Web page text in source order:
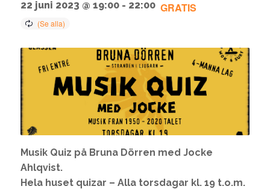
22 juni 2023 @ 19:00- 22:00 GRATIS
Musik Quiz på Bruna Dörren med Jocke
Ahlqvist.
Hela huset quizar – Alla torsdagar kl. 19 t.o.m.